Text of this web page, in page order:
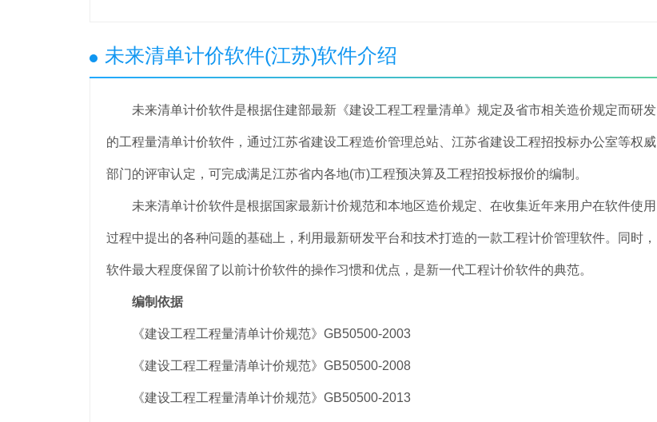
未来清单计价软件(江苏)软件介绍
未来清单计价软件是根据住建部最新《建设工程工程量清单》规定及省市相关造价规定而研发
的工程量清单计价软件，通过江苏省建设工程造价管理总站、江苏省建设工程招投标办公室等权威
部门的评审认定，可完成满足江苏省内各地(市)工程预决算及工程招投标报价的编制。
未来清单计价软件是根据国家最新计价规范和本地区造价规定、在收集近年来用户在软件使用
过程中提出的各种问题的基础上，利用最新研发平台和技术打造的一款工程计价管理软件。同时，
软件最大程度保留了以前计价软件的操作习惯和优点，是新一代工程计价软件的典范。
编制依据
《建设工程工程量清单计价规范》GB50500-2003
《建设工程工程量清单计价规范》GB50500-2008
《建设工程工程量清单计价规范》GB50500-2013